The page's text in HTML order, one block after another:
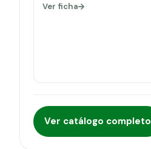
Ver ficha
Ver catálogo completo